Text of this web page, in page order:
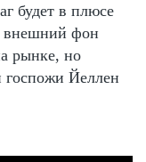
будет в плюсе
внешний фон
рынке, но
госпожи Йеллен